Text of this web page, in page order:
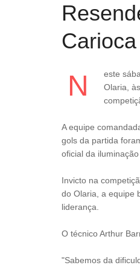
Neste sábado (30), o Resende entra em campo para mais um desafio no Carioca Série A2. O Gigante do Vale enfrenta o
Olaria,
A equipe
gols da partida
oficial da
Invicto na
do Olaria, a equipe
liderança.
O técnico Arthur
"Sabemos da